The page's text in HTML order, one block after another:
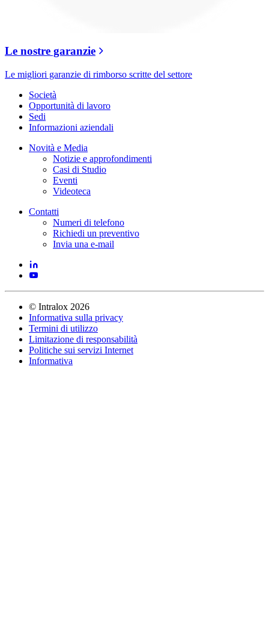
Le nostre garanzie
Le migliori garanzie di rimborso scritte del settore
Società
Opportunità di lavoro
Sedi
Informazioni aziendali
Novità e Media
Notizie e approfondimenti
Casi di Studio
Eventi
Videoteca
Contatti
Numeri di telefono
Richiedi un preventivo
Invia una e-mail
© Intralox 2026
Informativa sulla privacy
Termini di utilizzo
Limitazione di responsabilità
Politiche sui servizi Internet
Informativa